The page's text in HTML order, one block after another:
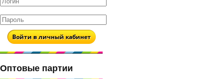
Войти в личный кабинет
Оптовые партии